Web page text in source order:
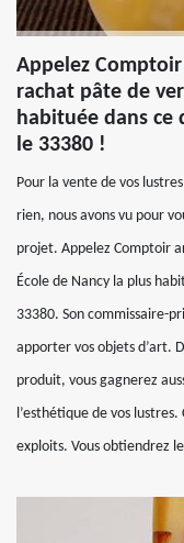
Appelez
rachat pâte de
habituée dans ce
le 33380 !
Pour la vente de vos
rien, nous avons vu pour
projet. Appelez Comptoir
École de Nancy la plus
33380. Son commissaire-
apporter vos objets d’art.
produit, vous gagnerez
l’esthétique de vos
exploits. Vous obtiendrez